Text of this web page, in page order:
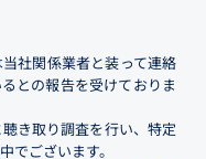
社関係業者と装って連絡
との報告を受けておりま
き取り調査を行い、特定
でございます。